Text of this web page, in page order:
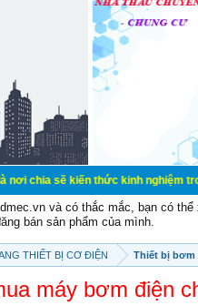
kinh nghiệm trong lãnh vực
và có thắc mắc, bạn có
bán sản phẩm của mình.
THIẾT BỊ CƠ ĐIỆN Thiết bị bơm
máy bơm điện